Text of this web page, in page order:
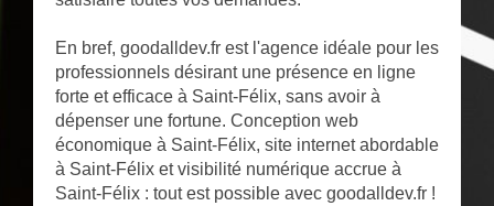
En bref, goodalldev.fr est l'agence idéale pour les
professionnels désirant une présence en ligne
forte et efficace à Saint-Félix, sans avoir à
dépenser une fortune. Conception web
économique à Saint-Félix, site internet abordable
à Saint-Félix et visibilité numérique accrue à
Saint-Félix : tout est possible avec goodalldev.fr !